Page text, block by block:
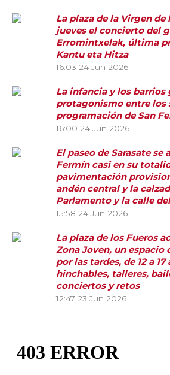
La plaza de la Virgen de
jueves el concierto del
Erromintxelak, última
Kantu eta Hitza
16:03 24 Jun 2026
La infancia y los barrios
protagonismo entre los
programación de San
16:00 24 Jun 2026
El paseo de Sarasate se
Fermín casi en su
pavimentación
andén central y la
Parlamento y la calle
15:58 24 Jun 2026
La plaza de los Fueros
Zona Joven, un
por las tardes, de 12 a 17
hinchables, talleres,
conciertos y retos
12:47 23 Jun 2026